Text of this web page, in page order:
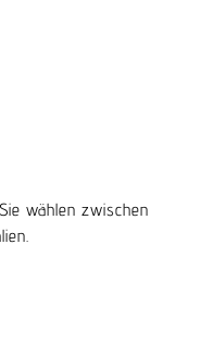
wählen zwischen